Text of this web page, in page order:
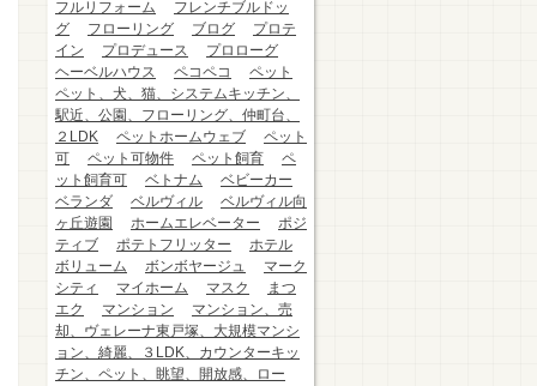
フルリフォーム
フレンチブルドッ
グ
フローリング ブログ
プロテ
イン
プロデュース
プロローグ
ヘーベルハウス
ペコペコ
ペット
ペット、犬、猫、システムキッチン、
駅近、公園、フローリング、仲町台、
２LDK
ペットホームウェブ
ペット
可
ペット可物件 ペット飼育
ペ
ット飼育可
ベトナム
ベビーカー
ベランダ
ベルヴィル
ベルヴィル向
ヶ丘遊園
ホームエレベーター
ポジ
ティブ
ポテトフリッター
ホテル
ボリューム
ボンボヤージュ
マーク
シティ
マイホーム マスク
まつ
エク
マンション
マンション、売
却、ヴェレーナ東戸塚、大規模マンシ
ョン、綺麗、３LDK、カウンターキッ
チン、ペット、眺望、開放感、ロー